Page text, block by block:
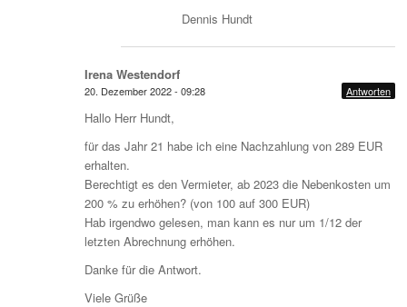
Dennis Hundt
Irena Westendorf
20. Dezember 2022 - 09:28 Antworten
Hallo Herr Hundt,
für das Jahr 21 habe ich eine Nachzahlung von 289 EUR
erhalten.
Berechtigt es den Vermieter, ab 2023 die Nebenkosten um
200 % zu erhöhen? (von 100 auf 300 EUR)
Hab irgendwo gelesen, man kann es nur um 1/12 der
letzten Abrechnung erhöhen.
Danke für die Antwort.
Viele Grüße